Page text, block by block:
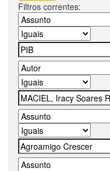
Filtros correntes: